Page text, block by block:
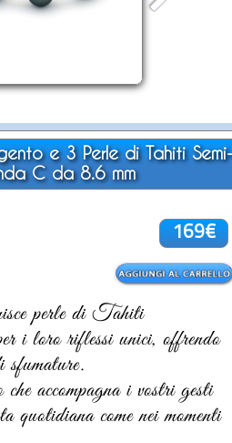
e 3 Perle di Tahiti
C da 8.6 mm
169€
perle di Tahiti
i loro riflessi unici, offrendo
sfumature.
accompagna i vostri gesti
quotidiana come nei momenti